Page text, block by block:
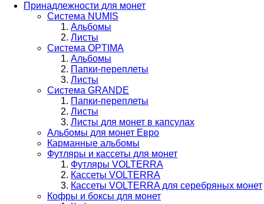
Принадлежности для монет
Система NUMIS
Альбомы
Листы
Система OPTIMA
Альбомы
Папки-переплеты
Листы
Система GRANDE
Папки-переплеты
Листы
Листы для монет в капсулах
Альбомы для монет Евро
Карманные альбомы
Футляры и кассеты для монет
Футляры VOLTERRA
Кассеты VOLTERRA
Кассеты VOLTERRA для серебряных монет
Кофры и боксы для монет